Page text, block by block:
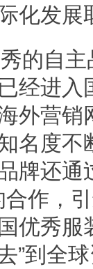
化发展
的自
经进入
外营销
名度
牌还通
作，
优秀服
”到全